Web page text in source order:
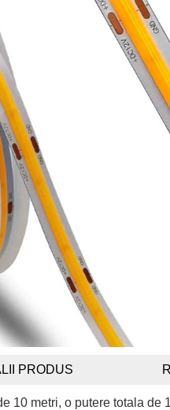
PRODUS
10 metri, o putere totala de